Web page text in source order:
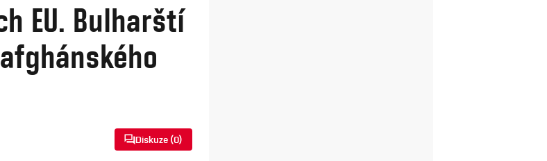
EU. Bulharští
Diskuze (0)